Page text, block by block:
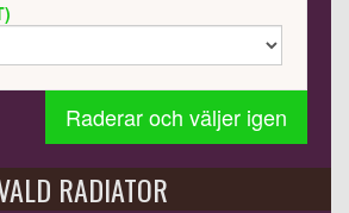
Raderar och väljer igen
RADIATOR